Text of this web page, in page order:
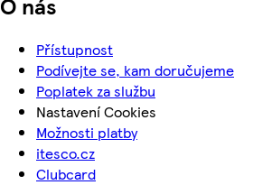
Přístupnost
Podívejte se, kam doručujeme
Poplatek za službu
Nastavení Cookies
Možnosti platby
itesco.cz
Clubcard